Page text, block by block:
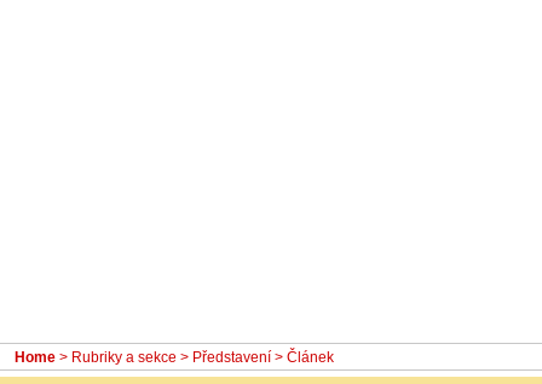
Home > Rubriky a sekce > Představení > Článek